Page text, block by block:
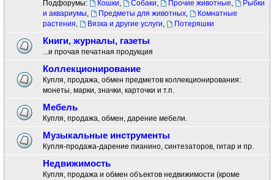
Подфорумы:
Кошки, Собаки, Прочие животные,
Рыбки
и аквариумы, Предметы для животных,
Комнатные
растения, Вязка и другие услуги, Потеряшки
Книги, журналы, газеты
...и прочая печатная продукция
Коллекционирование
Купля, продажа, обмен предметов коллекционирования:
монеты, марки, значки, карточки и т.п.
Мебель
Купля, продажа, обмен, дарение мебели.
Музыкальные инструменты
Купля-продажа-дарение пианино, синтезаторов, гитар и пр.
Недвижимость
Купля, продажа и обмен объектов недвижимости (кроме